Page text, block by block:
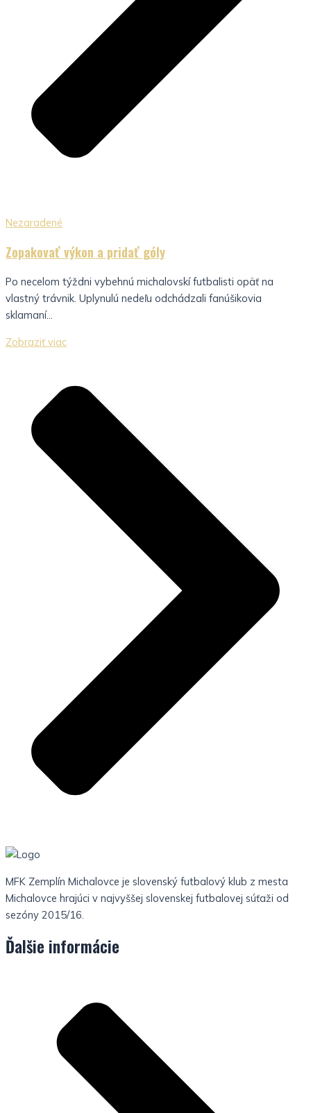
Nezaradené
Zopakovať výkon a pridať góly
Po necelom týždni vybehnú michalovskí futbalisti opäť na
vlastný trávnik. Uplynulú nedeľu odchádzali fanúšikovia
sklamaní...
Zobraziť viac
MFK Zemplín Michalovce je slovenský futbalový klub z mesta
Michalovce hrajúci v najvyššej slovenskej futbalovej súťaži od
sezóny 2015/16.
Ďalšie informácie